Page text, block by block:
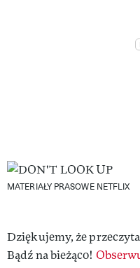
MATERIAŁY PRASOWE NETFLIX
Dziękujemy, że
Bądź na bieżąco!